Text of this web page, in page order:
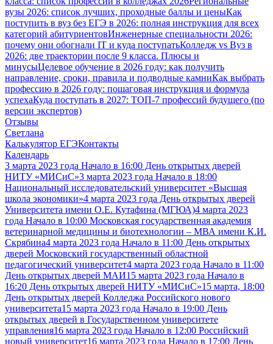
вузы 2026: список лучших, проходные баллы и ценыКак
поступить в вуз без ЕГЭ в 2026: полная инструкция для всех
категорий абитуриентовИнженерные специальности 2026:
почему они обогнали IT и куда поступатьКолледж vs Вуз в
2026: две траектории после 9 класса. Плюсы и
минусыЦелевое обучение в 2026 году: как получить
направление, сроки, правила и подводные камниКак выбрать
профессию в 2026 году: пошаговая инструкция и формула
успехаКуда поступать в 2027: ТОП-7 профессий будущего (по
версии экспертов)
Отзывы
Светлана
Калькулятор ЕГЭКонтакты
Календарь
3 марта 2023 года Начало в 16:00 День открытых дверей
НИТУ «МИСиС»3 марта 2023 года Начало в 18:00
Национальный исследовательский университет «Высшая
школа экономики»4 марта 2023 года День открытых дверей
Университета имени О.Е. Кутафина (МГЮА)4 марта 2023
года Начало в 10:00 Московская государственная академия
ветеринарной медицины и биотехнологии – МВА имени К.И.
Скрябина4 марта 2023 года Начало в 11:00 День открытых
дверей Московский государственный областной
педагогический университет4 марта 2023 года Начало в 11:00
День открытых дверей МАИ15 марта 2023 года Начало в
16:20 День открытых дверей НИТУ «МИСиС»15 марта, 18:00
День открытых дверей Колледжа Российского нового
университета15 марта 2023 года Начало в 19:00 День
открытых дверей в Государственном университете
управления16 марта 2023 года Начало в 12:00 Российский
новый университет16 марта 2023 года Начало в 17:00 День